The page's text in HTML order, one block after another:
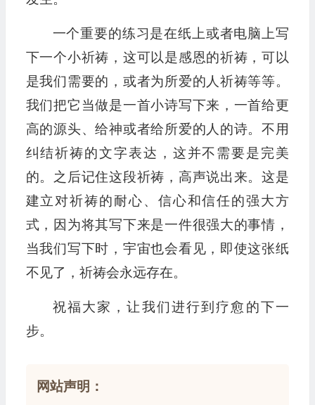
一个重要的练习是在纸上或者电脑上写
下一个小祈祷，这可以是感恩的祈祷，可以
是我们需要的，或者为所爱的人祈祷等等。
我们把它当做是一首小诗写下来，一首给更
高的源头、给神或者给所爱的人的诗。不用
纠结祈祷的文字表达，这并不需要是完美
的。之后记住这段祈祷，高声说出来。这是
建立对祈祷的耐心、信心和信任的强大方
式，因为将其写下来是一件很强大的事情，
当我们写下时，宇宙也会看见，即使这张纸
不见了，祈祷会永远存在。
祝福大家，让我们进行到疗愈的下一
步。
网站声明：